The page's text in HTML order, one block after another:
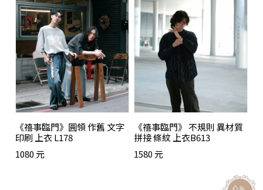
《禧事臨門》圓領 作舊 文字
印刷 上衣 L178
1080 元
《禧事臨門》 不規則 異材質
拼接 條紋 上衣B613
1580 元